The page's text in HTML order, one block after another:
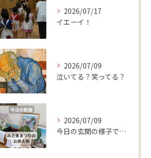
2026/07/17
イエーイ！
2026/07/09
泣いてる？笑ってる？
2026/07/09
今日の玄関の様子です。